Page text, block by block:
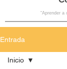
“Aprender a
Entrada
Inicio